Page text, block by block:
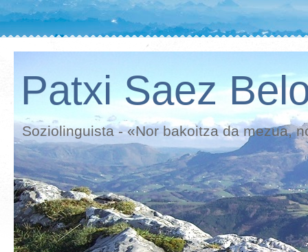
Patxi Saez
Soziolinguista - «Nor bakoitza da mezua,